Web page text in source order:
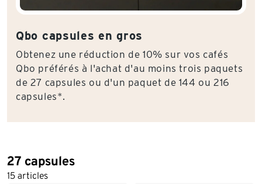
Qbo capsules en gros
Obtenez une réduction de 10% sur vos cafés
Qbo préférés à l'achat d'au moins trois paquets
de 27 capsules ou d'un paquet de 144 ou 216
capsules*.
27 capsules
15 articles